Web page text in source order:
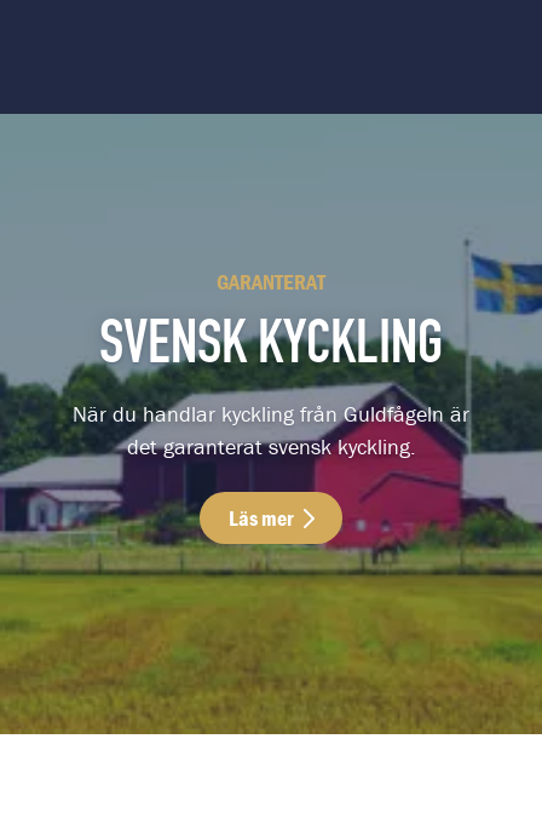
GARANTERAT
SVENSK KYCKLING
När du handlar kyckling från Guldfågeln är
det garanterat svensk kyckling.
Läs mer
Läs mer SVENSK KYCKLING